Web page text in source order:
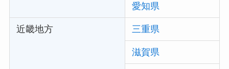
愛知県
近畿地方 三重県
滋賀県